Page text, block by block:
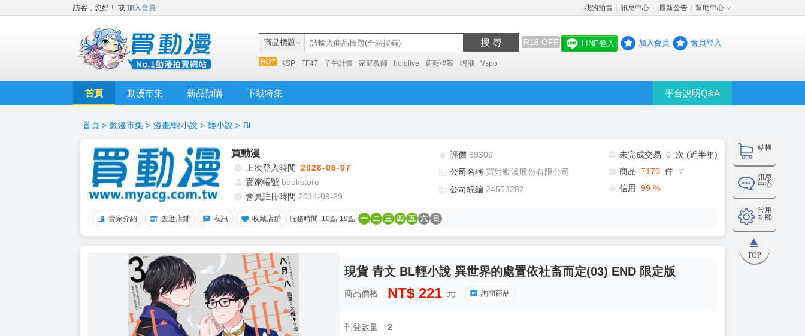
訪客，您好！ 或 加入會員 我的拍賣 訊息中心 最新公告 幫助中心
商品標題 搜 尋 R18 OFF
KSP FF47 子午計畫 家庭教師 hololive 蔚藍檔案 鳴潮 Vspo
LINE登入 加入會員 會員登入
首頁 動漫市集 新品預購 下殺特集 平台說明Q&A
結帳
訊息
中心
常用
功能
TOP
首頁 > 動漫市集 > 漫畫/輕小說 > 輕小說 > BL
買動漫
上次登入時間 2026-08-07
賣家帳號 bookstore
會員註冊時間 2014-09-29
評價 69309
公司名稱 買對動漫股份有限公司
公司統編 24553282
未完成交易 0
次 (近半年)
商品 7170 件 ❔
信用 99 %
賣家介紹 去逛店鋪 私訊 收藏店鋪 服務時間: 10點-19點 一 二 三 四 五 六 日
現貨 青文 BL輕小說 異世界的處置依社畜而定(03) END 限定版
商品價格 NT$ 221 元 詢問商品
刊登數量 2